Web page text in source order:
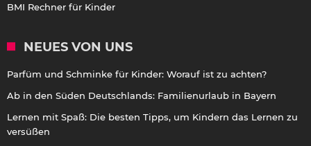
BMI Rechner für Kinder
NEUES VON UNS
Parfüm und Schminke für Kinder: Worauf ist zu achten?
Ab in den Süden Deutschlands: Familienurlaub in Bayern
Lernen mit Spaß: Die besten Tipps, um Kindern das Lernen zu
versüßen